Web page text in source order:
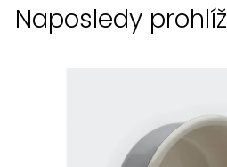
Naposledy